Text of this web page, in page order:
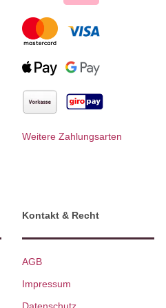
Weitere Zahlungsarten
Kontakt & Recht
AGB
Impressum